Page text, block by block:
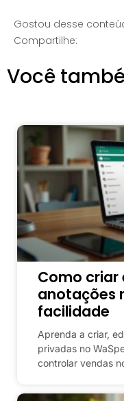
Gostou desse
Compartilhe:
Você
Como criar
anotações
facilidade
Aprenda a criar,
privadas no
controlar vendas